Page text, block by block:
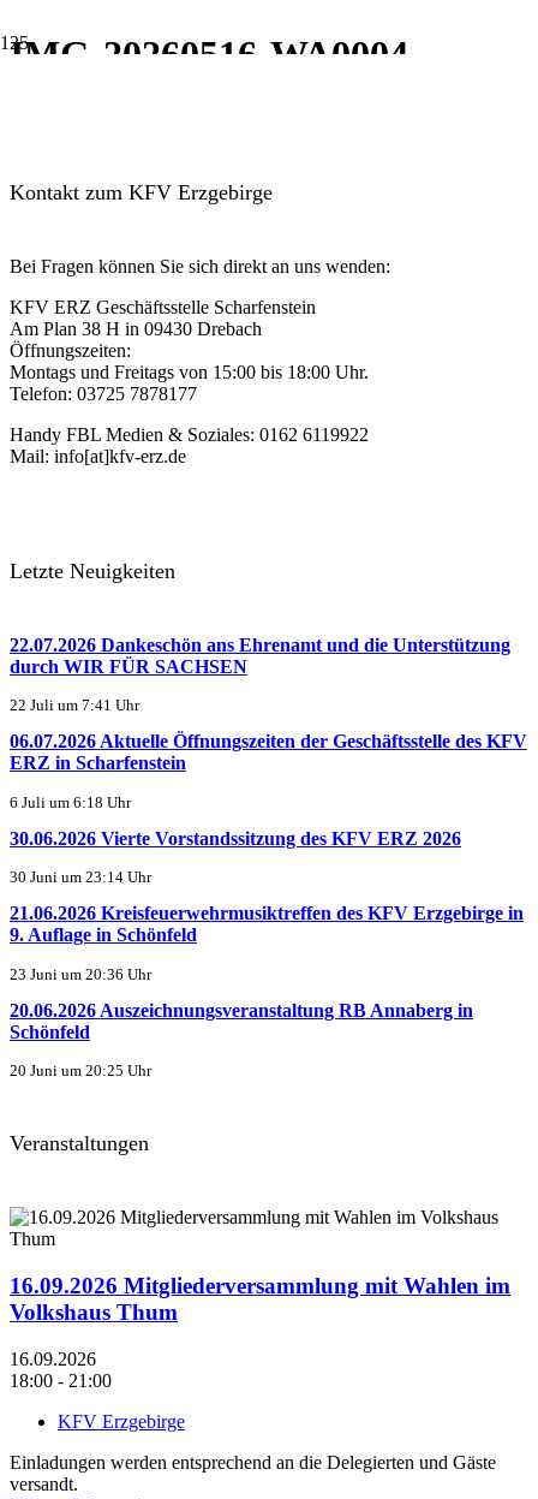
IMG-20260516-WA0004
Kontakt zum KFV Erzgebirge
Bei Fragen können Sie sich direkt an uns wenden:
KFV ERZ Geschäftsstelle Scharfenstein
Am Plan 38 H in 09430 Drebach
Öffnungszeiten:
Montags und Freitags von 15:00 bis 18:00 Uhr.
Telefon: 03725 7878177
Handy FBL Medien & Soziales: 0162 6119922
Mail: info[at]kfv-erz.de
Letzte Neuigkeiten
22.07.2026 Dankeschön ans Ehrenamt und die Unterstützung
durch WIR FÜR SACHSEN
22 Juli um 7:41 Uhr
06.07.2026 Aktuelle Öffnungszeiten der Geschäftsstelle des KFV
ERZ in Scharfenstein
6 Juli um 6:18 Uhr
30.06.2026 Vierte Vorstandssitzung des KFV ERZ 2026
30 Juni um 23:14 Uhr
21.06.2026 Kreisfeuerwehrmusiktreffen des KFV Erzgebirge in
9. Auflage in Schönfeld
23 Juni um 20:36 Uhr
20.06.2026 Auszeichnungsveranstaltung RB Annaberg in
Schönfeld
20 Juni um 20:25 Uhr
Veranstaltungen
16.09.2026 Mitgliederversammlung mit Wahlen im
Volkshaus Thum
16.09.2026
18:00 - 21:00
KFV Erzgebirge
Einladungen werden entsprechend an die Delegierten und Gäste
versandt.